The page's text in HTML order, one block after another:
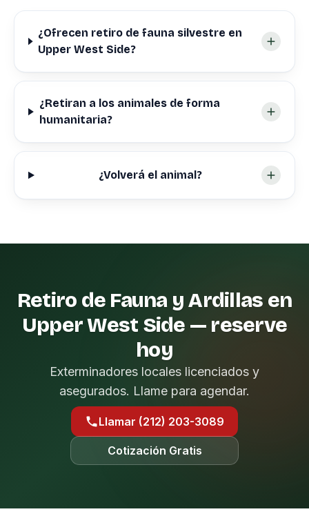
¿Ofrecen retiro de fauna silvestre en
Upper West Side?
¿Retiran a los animales de forma
humanitaria?
¿Volverá el animal?
Retiro de Fauna y Ardillas en
Upper West Side — reserve
hoy
Exterminadores locales licenciados y
asegurados. Llame para agendar.
Llamar (212) 203-3089
Cotización Gratis